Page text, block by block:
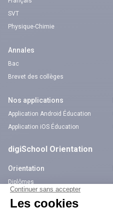
SVT
Physique-Chimie
Annales
Bac
Brevet des collèges
Nos applications
Application Android Éducation
Application iOS Éducation
digiSchool Orientation
Orientation
Diplômes
Métiers